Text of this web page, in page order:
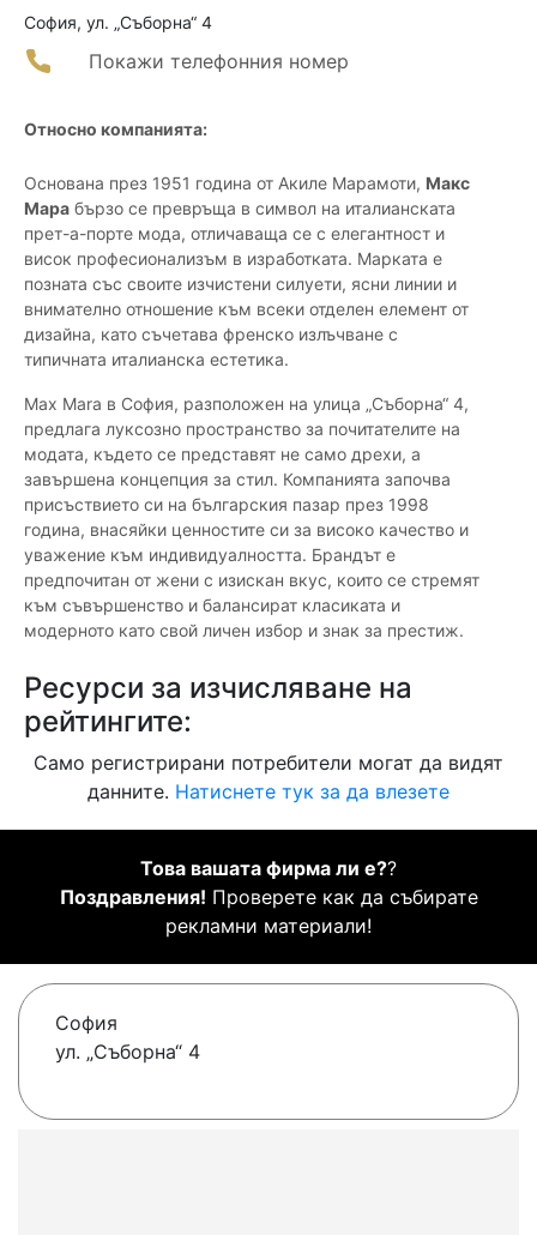
София, ул. „Съборна“ 4
Покажи телефонния номер
Относно компанията:
Основана през 1951 година от Акиле Марамоти, Макс
Мара бързо се превръща в символ на италианската
прет-а-порте мода, отличаваща се с елегантност и
висок професионализъм в изработката. Марката е
позната със своите изчистени силуети, ясни линии и
внимателно отношение към всеки отделен елемент от
дизайна, като съчетава френско излъчване с
типичната италианска естетика.
Max Mara в София, разположен на улица „Съборна“ 4,
предлага луксозно пространство за почитателите на
модата, където се представят не само дрехи, а
завършена концепция за стил. Компанията започва
присъствието си на българския пазар през 1998
година, внасяйки ценностите си за високо качество и
уважение към индивидуалността. Брандът е
предпочитан от жени с изискан вкус, които се стремят
към съвършенство и балансират класиката и
модерното като свой личен избор и знак за престиж.
Ресурси за изчисляване на
рейтингите:
Само регистрирани потребители могат да видят
данните. Натиснете тук за да влезете
Това вашата фирма ли е??
Поздравления! Проверете как да събирате
рекламни материали!
София
ул. „Съборна“ 4